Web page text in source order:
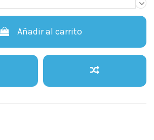
Añadir al carrito